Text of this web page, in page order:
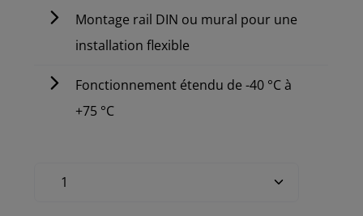
Montage rail DIN ou mural pour une
installation flexible
Fonctionnement étendu de -40 °C à
+75 °C